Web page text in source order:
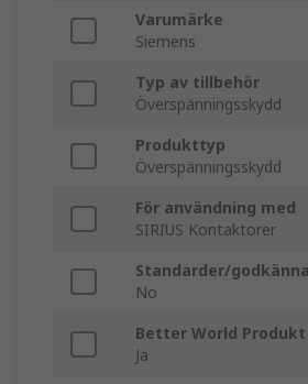
Varumärke
Siemens
Typ av tillbehör
Överspänningsskydd
Produkttyp
Överspänningsskydd
För användning med
SIRIUS Kontaktorer
Standarder/
No
Better World Produkt
Ja